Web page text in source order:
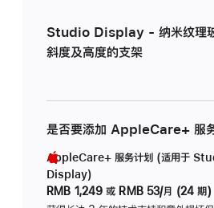
Studio Display - 纳米纹理
斜度及高度的支架
是否要添加 AppleCare+ 服务
AppleCare+ 服务计划 (适用于
Display)
RMB 1,249 或 RMB 53/月 (24 期)